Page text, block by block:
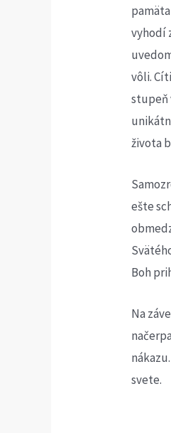
vyhodí
vôli.
stupeň
života
ešte
Boh
Na
svete.